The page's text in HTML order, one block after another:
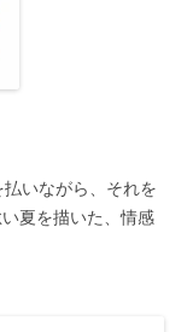
いながら、それを
夏を描いた、情感